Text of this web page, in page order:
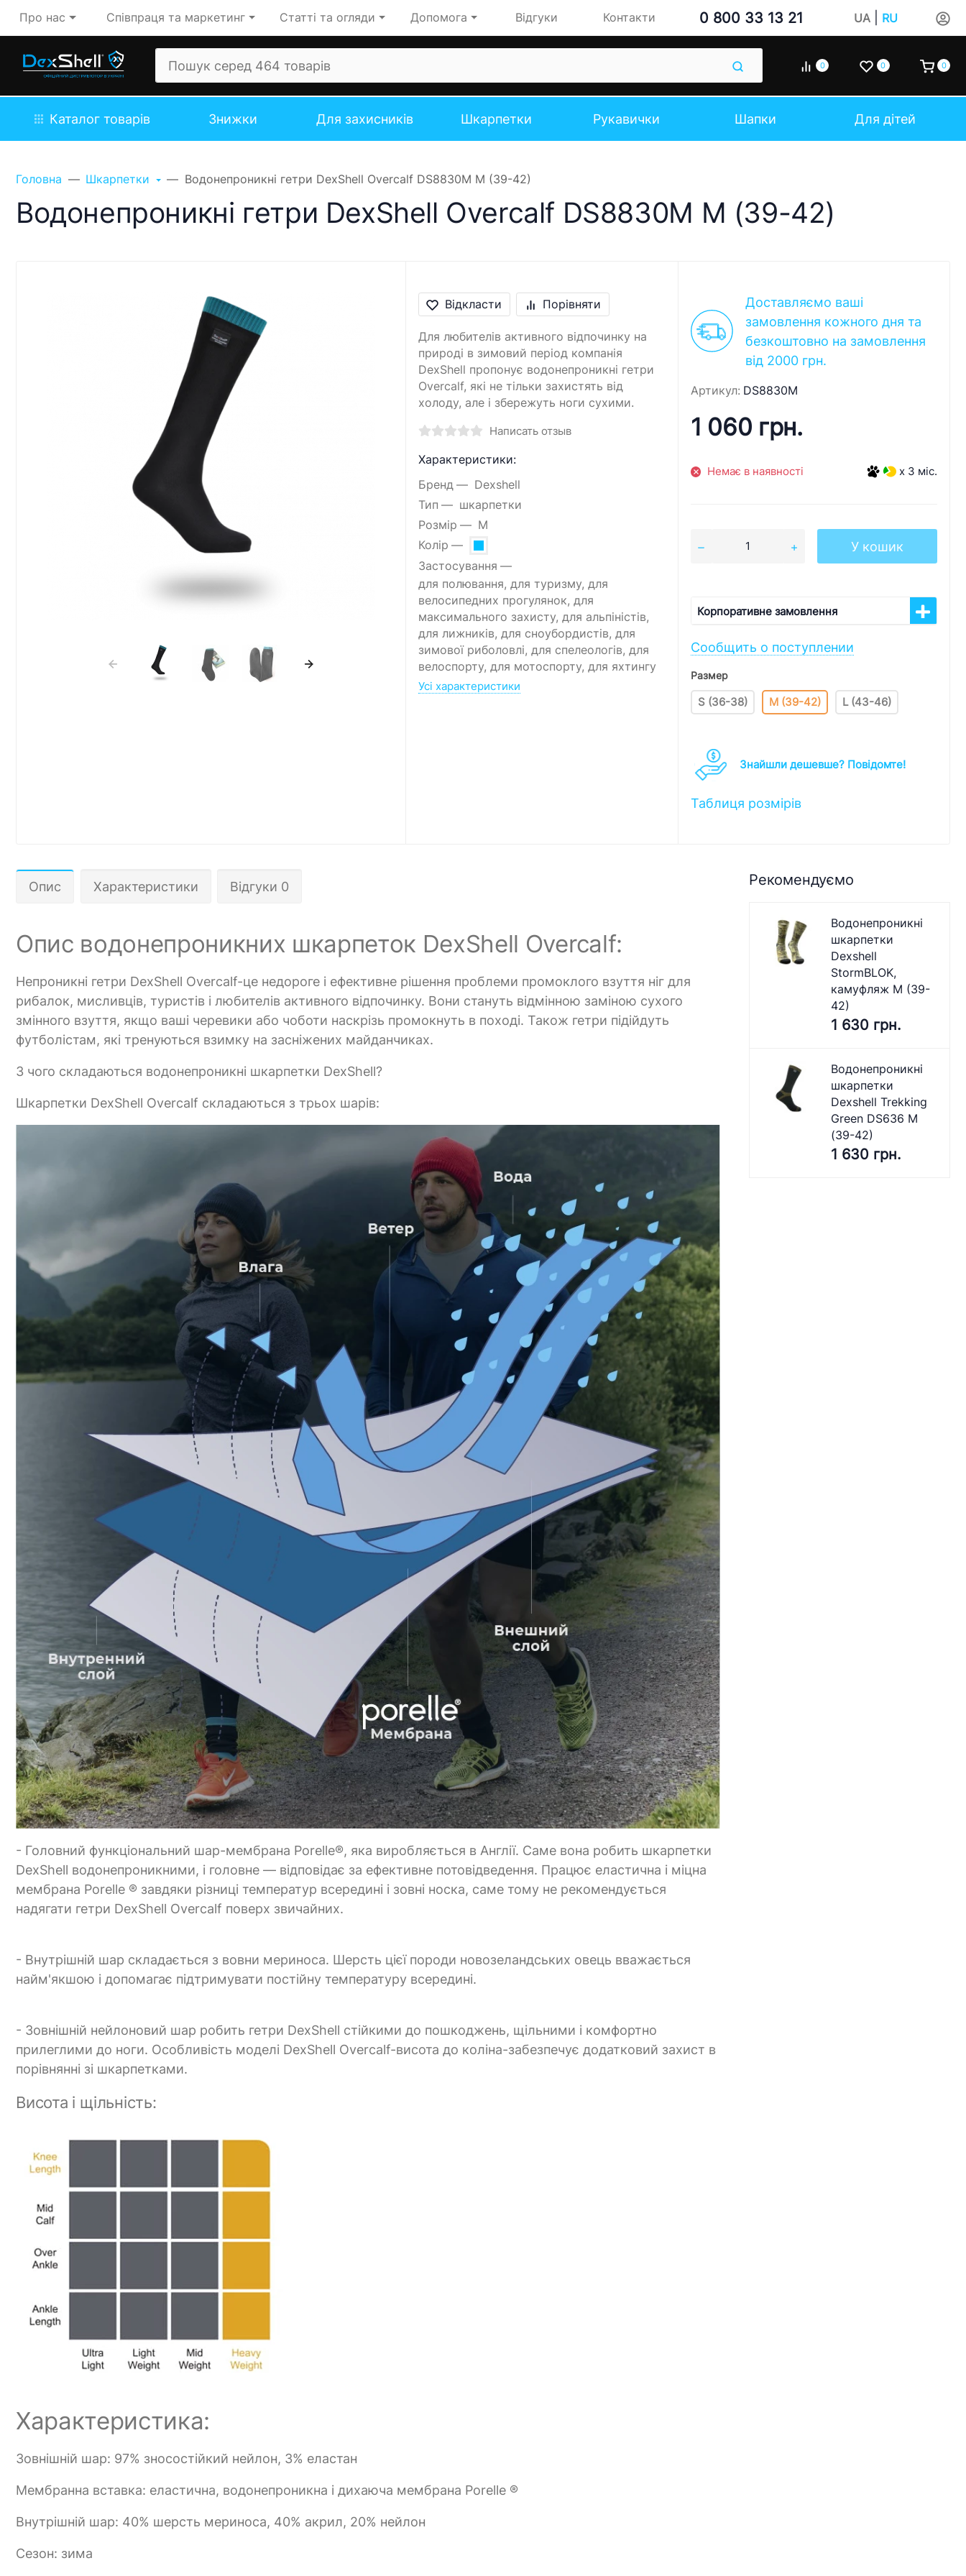
Про нас Співпраця та маркетинг Статті та огляди Допомога Відгуки Контакти 0 800 33 13 21 UA| RU
0 0 0
Каталог товарів Знижки Для захисників Шкарпетки Рукавички Шапки Для дітей
Головна Шкарпетки Водонепроникні гетри DexShell Overcalf DS8830M M (39-42)
Водонепроникні гетри DexShell Overcalf DS8830M M (39-42)
Відкласти Порівняти
Для любителів активного відпочинку на
природі в зимовий період компанія
DexShell пропонує водонепроникні гетри
Overcalf, які не тільки захистять від
холоду, але і збережуть ноги сухими.
Написать отзыв
Характеристики:
Бренд
Dexshell
Тип
шкарпетки
Розмір
M
Колір
Застосування
для полювання, для туризму, для
велосипедних прогулянок, для
максимального захисту, для альпіністів,
для лижників, для сноубордистів, для
зимової риболовлі, для спелеологів, для
велоспорту, для мотоспорту, для яхтингу
Усі характеристики
Доставляємо ваші
замовлення кожного дня та
безкоштовно на замовлення
від 2000 грн.
Артикул: DS8830M
1 060 грн.
Немає в наявності x 3 міс.
У кошик
Корпоративне замовлення
Сообщить о поступлении
Размер
S (36-38) M (39-42) L (43-46)
Знайшли дешевше? Повідомте!
Таблиця розмірів
Опис Характеристики Відгуки 0
Опис водонепроникних шкарпеток DexShell Overcalf:
Непроникні гетри DexShell Overcalf-це недороге і ефективне рішення проблеми промоклого взуття ніг для
рибалок, мисливців, туристів і любителів активного відпочинку. Вони стануть відмінною заміною сухого
змінного взуття, якщо ваші черевики або чоботи наскрізь промокнуть в поході. Також гетри підійдуть
футболістам, які тренуються взимку на засніжених майданчиках.
З чого складаються водонепроникні шкарпетки DexShell?
Шкарпетки DexShell Overcalf складаються з трьох шарів:
- Головний функціональний шар-мембрана Porelle®, яка виробляється в Англії. Саме вона робить шкарпетки
DexShell водонепроникними, і головне — відповідає за ефективне потовідведення. Працює еластична і міцна
мембрана Porelle ® завдяки різниці температур всередині і зовні носка, саме тому не рекомендується
надягати гетри DexShell Overcalf поверх звичайних.
- Внутрішній шар складається з вовни мериноса. Шерсть цієї породи новозеландських овець вважається
найм'якшою і допомагає підтримувати постійну температуру всередині.
- Зовнішній нейлоновий шар робить гетри DexShell стійкими до пошкоджень, щільними і комфортно
прилеглими до ноги. Особливість моделі DexShell Overcalf-висота до коліна-забезпечує додатковий захист в
порівнянні зі шкарпетками.
Висота і щільність:
Характеристика:
Зовнішній шар: 97% зносостійкий нейлон, 3% еластан
Мембранна вставка: еластична, водонепроникна і дихаюча мембрана Porelle ®
Внутрішній шар: 40% шерсть мериноса, 40% акрил, 20% нейлон
Сезон: зима
Рекомендуємо
Водонепроникні
шкарпетки
Dexshell
StormBLOK,
камуфляж M (39-
42)
1 630 грн.
Водонепроникні
шкарпетки
Dexshell Trekking
Green DS636 M
(39-42)
1 630 грн.